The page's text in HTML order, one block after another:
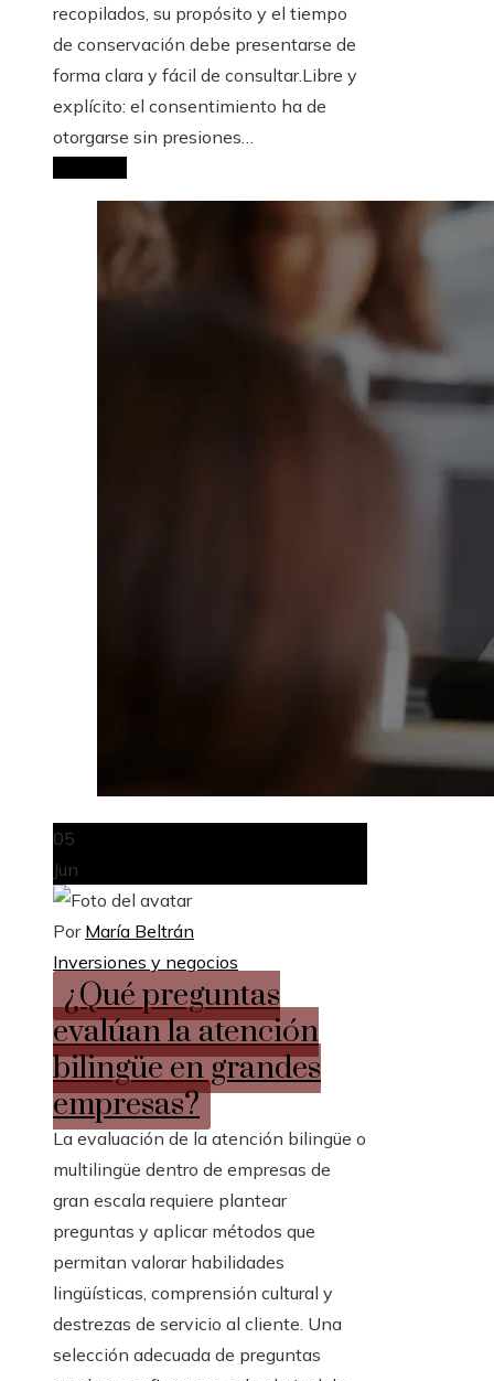
recopilados, su propósito y el tiempo
de conservación debe presentarse de
forma clara y fácil de consultar.Libre y
explícito: el consentimiento ha de
otorgarse sin presiones…
05
Jun
Por María Beltrán
Inversiones y negocios
¿Qué preguntas
evalúan la atención
bilingüe en grandes
empresas?
La evaluación de la atención bilingüe o
multilingüe dentro de empresas de
gran escala requiere plantear
preguntas y aplicar métodos que
permitan valorar habilidades
lingüísticas, comprensión cultural y
destrezas de servicio al cliente. Una
selección adecuada de preguntas